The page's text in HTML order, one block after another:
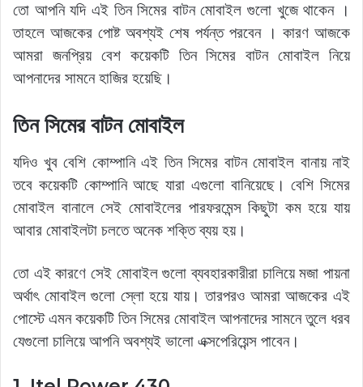
তো আপনি যদি এই তিন সিমের বাটন মোবাইল গুলো খুজে থাকেন ।
তাহলে আজকের পোষ্ট অবশ্যই শেষ পর্যন্ত পরবেন । কারণ আজকে
আমরা জনপ্রিয় বেশ কয়েকটি তিন সিমের বাটন মোবাইল নিয়ে
আপনাদের সামনে হাজির হয়েছি।
তিন সিমের বাটন মোবাইল
যদিও খুব বেশি কোম্পানি এই তিন সিমের বাটন মোবাইল বানায় নাই
তবে কয়েকটি কোম্পানি আছে যারা এগুলো বানিয়েছে। বেশি সিমের
মোবাইল বানালে সেই মোবাইলের পারফরমেন্স কিছুটা কম হয়ে যায়
আবার মোবাইলটা চলতে অনেক শক্তি ব্যয় হয়।
তো এই কারণে সেই মোবাইল গুলো ব্যবহারকারীরা চালিয়ে মজা পায়না
অর্থাৎ মোবাইল গুলো স্লো হয়ে যায়। তারপরও আমরা আজকের এই
পোস্টে এমন কয়েকটি তিন সিমের মোবাইল আপনাদের সামনে তুলে ধরব
যেগুলো চালিয়ে আপনি অবশ্যই ভালো এক্সপেরিয়েন্স পাবেন।